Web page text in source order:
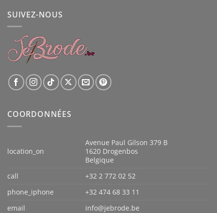
SUIVEZ-NOUS
COORDONNÉES
location_on
Avenue Paul Gilson 379 B
1620 Drogenbos
Belgique
call
+32 2 772 02 52
phone_iphone
+32 474 68 33 11
email
info@jebrode.be